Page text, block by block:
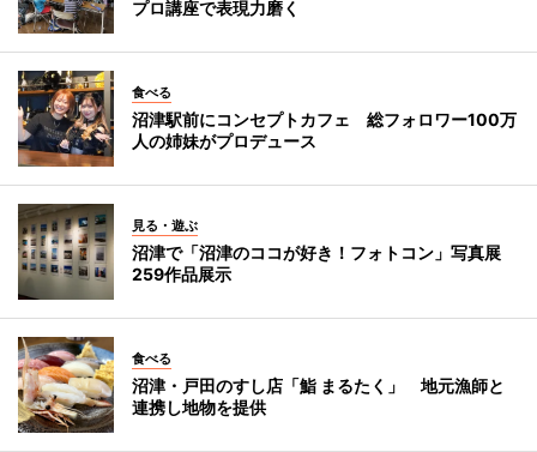
プロ講座で表現力磨く
食べる
沼津駅前にコンセプトカフェ 総フォロワー100万
人の姉妹がプロデュース
見る・遊ぶ
沼津で「沼津のココが好き！フォトコン」写真展
259作品展示
食べる
沼津・戸田のすし店「鮨 まるたく」 地元漁師と
連携し地物を提供